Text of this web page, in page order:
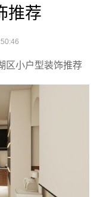
推荐
区小户型装饰推荐